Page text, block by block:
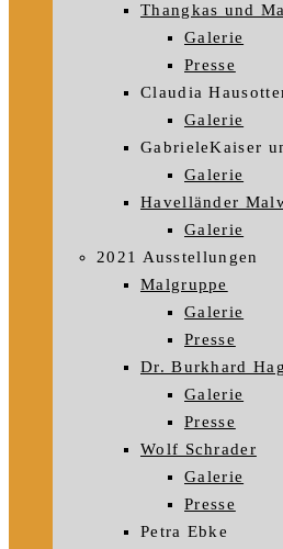
Thangkas und
Galerie
Presse
Claudia
Galerie
GabrieleKaiser
Galerie
Havelländer
Galerie
2021 Ausstellungen
Malgruppe
Galerie
Presse
Dr. Burkhard
Galerie
Presse
Wolf Schrader
Galerie
Presse
Petra Ebke